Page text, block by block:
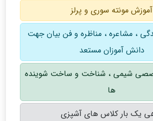
آموزش مونته سوری و پرلز
، مشاعره ، مناظره و فن بیان جهت
دانش آموزان مستعد
شیمی ، شناخت و ساخت شوینده
ها
یک بار کلاس های آشپزی